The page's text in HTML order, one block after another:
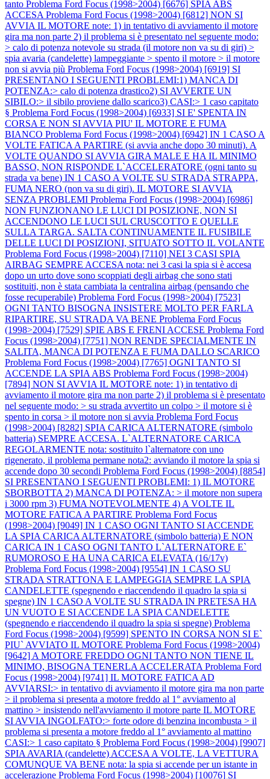
tanto Problema Ford Focus (1998>2004) [6676] SPIA ABS
ACCESA Problema Ford Focus (1998>2004) [6812] NON SI
AVVIA IL MOTORE note: 1) in tentativo di avviamento il motore
gira ma non parte 2) il problema si è presentato nel seguente modo:
> calo di potenza notevole su strada (il motore non va su di giri) >
spia avaria (candelette) lampeggiante > spento il motore > il motore
non si avvia più Problema Ford Focus (1998>2004) [6919] SI
PRESENTANO I SEGUENTI PROBLEMI:1) MANCA DI
POTENZA:> calo di potenza drastico2) SI AVVERTE UN
SIBILO:> il sibilo proviene dallo scarico3) CASI:> 1 caso capitato
§ Problema Ford Focus (1998>2004) [6933] SI E' SPENTA IN
CORSA E NON SI AVVIA PIU' IL MOTORE E FUMA
BIANCO Problema Ford Focus (1998>2004) [6942] IN 1 CASO A
VOLTE FATICA A PARTIRE (si avvia anche dopo 30 minuti). A
VOLTE QUANDO SI AVVIA GIRA MALE E HA IL MINIMO
BASSO, NON RISPONDE L`ACCELERATORE (ogni tanto su
strada va bene) IN 1 CASO A VOLTE SU STRADA STRAPPA,
FUMA NERO (non va su di giri). IL MOTORE SI AVVIA
SENZA PROBLEMI Problema Ford Focus (1998>2004) [6986]
NON FUNZIONANO LE LUCI DI POSIZIONE, NON SI
ACCENDONO LE LUCI SUL CRUSCOTTO E QUELLE
SULLA TARGA. SALTA CONTINUAMENTE IL FUSIBILE
DELLE LUCI DI POSIZIONI, SITUATO SOTTO IL VOLANTE
Problema Ford Focus (1998>2004) [7110] NEI 3 CASI SPIA
AIRBAG SEMPRE ACCESA nota: nei 3 casi la spia si è accesa
dopo un urto dove sono scoppiati degli airbag che sono stati
sostituiti, non è stata cambiata la centralina airbag (pensando che
fosse recuperabile) Problema Ford Focus (1998>2004) [7523]
OGNI TANTO BISOGNA INSISTERE MOLTO PER FARLA
RIPARTIRE, SU STRADA VA BENE Problema Ford Focus
(1998>2004) [7529] SPIE ABS E FRENI ACCESE Problema Ford
Focus (1998>2004) [7751] NON RENDE SPECIALMENTE IN
SALITA, MANCA DI POTENZA E FUMA DALLO SCARICO
Problema Ford Focus (1998>2004) [7765] OGNI TANTO SI
ACCENDE LA SPIA ABS Problema Ford Focus (1998>2004)
[7894] NON SI AVVIA IL MOTORE note: 1) in tentativo di
avviamento il motore gira ma non parte 2) il problema si è presentato
nel seguente modo: > su strada avvertito un colpo > il motore si è
spento in corsa > il motore non si avvia Problema Ford Focus
(1998>2004) [8282] SPIA CARICA ALTERNATORE (simbolo
batteria) SEMPRE ACCESA. L`ALTERNATORE CARICA
REGOLARMENTE nota: sostituito l`alternatore con uno
rigenerato, il problema permane nota2: avviando il motore la spia si
accende dopo 30 secondi Problema Ford Focus (1998>2004) [8854]
SI PRESENTANO I SEGUENTI PROBLEMI: 1) IL MOTORE
SBORBOTTA 2) MANCA DI POTENZA: > il motore non supera
i 3000 rpm 3) FUMA NOTEVOLMENTE 4) A VOLTE IL
MOTORE FATICA A PARTIRE Problema Ford Focus
(1998>2004) [9049] IN 1 CASO OGNI TANTO SI ACCENDE
LA SPIA CARICA ALTERNATORE (simbolo batteria) E NON
CARICA IN 1 CASO OGNI TANTO L`ALTERNATORE E`
RUMOROSO E HA UNA CARICA ELEVATA (16/17v)
Problema Ford Focus (1998>2004) [9554] IN 1 CASO SU
STRADA STRATTONA E LAMPEGGIA SEMPRE LA SPIA
CANDELETTE (spegnendo e riaccendendo il quadro la spia si
spegne) IN 1 CASO A VOLTE SU STRADA IN PRETESA HA
UN VUOTO E SI ACCENDE LA SPIA CANDELETTE
(spegnendo e riaccendendo il quadro la spia si spegne) Problema
Ford Focus (1998>2004) [9599] SPENTO IN CORSA NON SI E`
PIU` AVVIATO IL MOTORE Problema Ford Focus (1998>2004)
[9642] A MOTORE FREDDO OGNI TANTO NON TIENE IL
MINIMO, BISOGNA TENERLA ACCELERATA Problema Ford
Focus (1998>2004) [9741] IL MOTORE FATICA AD
AVVIARSI:> in tentativo di avviamento il motore gira ma non parte
> il problema si presenta a motore freddo al 1° avviamento al
mattino > insistendo nell'avviamento il motore parte IL MOTORE
SI AVVIA INGOLFATO:> forte odore di benzina incombusta > il
problema si presenta a motore freddo al 1° avviamento al mattino
CASI:> 1 caso capitato § Problema Ford Focus (1998>2004) [9907]
SPIA AVARIA (candelette) ACCESA A VOLTE, LA VETTURA
COMUNQUE VA BENE nota: la spia si accende per un istante in
accelerazione Problema Ford Focus (1998>2004) [10076] SI